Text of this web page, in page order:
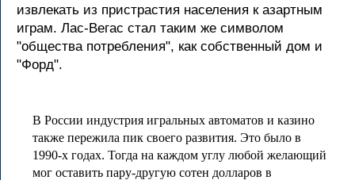
извлекать из пристрастия населения к азартным
играм. Лас-Вегас стал таким же символом
"общества потребления", как собственный дом и
"Форд".
В России индустрия игральных автоматов и казино
также пережила пик своего развития. Это было в
1990-х годах. Тогда на каждом углу любой желающий
мог оставить пару-другую сотен долларов в